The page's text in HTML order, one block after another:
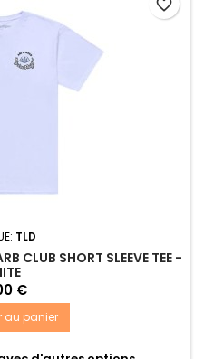
TLD
CLUB SHORT SLEEVE TEE -
€
au panier
favorite_border